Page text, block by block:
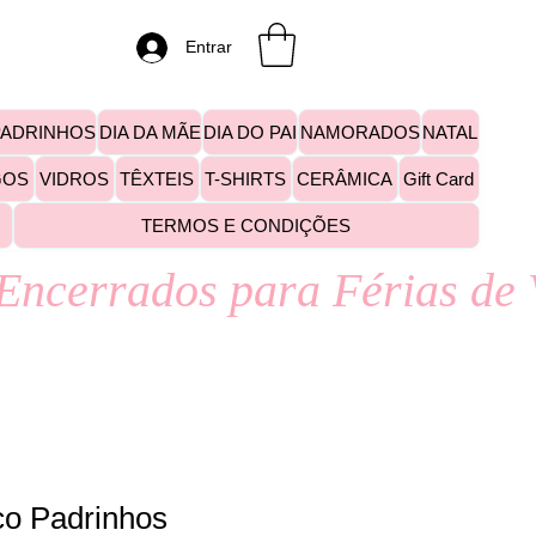
Entrar
Padrinhos
DIA DA MÃE DIA DO PAI NAMORADOSNATAL
VIDROS TÊXTEIS T-SHIRTS CERÂMICA Gift Card
TERMOS E CONDIÇÕES